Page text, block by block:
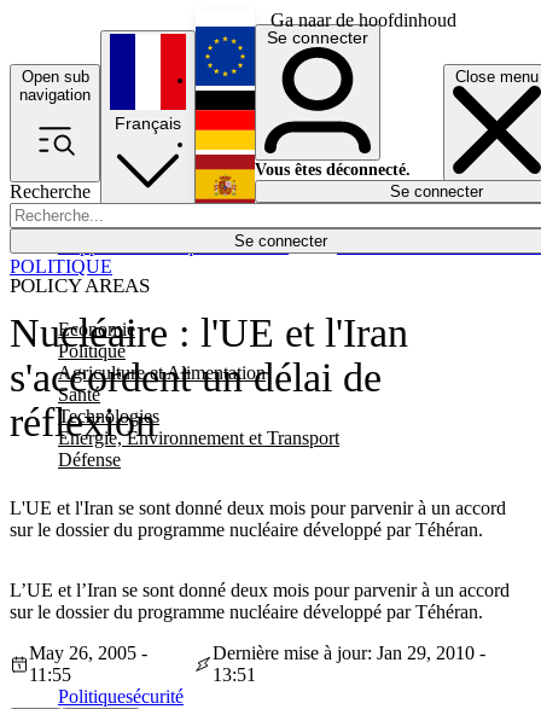
Ga naar de hoofdinhoud
Open sub
navigation
Close menu
Recherche
Se connecter
POLICY AREAS
Economie
Politique
Agriculture et Alimentation
Santé
Technologies
Energie, Environnement et Transport
Défense
Économie
Français
English
Deutsch
Español
Se connecter
Vous êtes déconnecté.
Se connecter
Nucléaire : l'UE et l'Iran
s'accordent un délai de
réflexion
L'UE et l'Iran se sont donné deux mois pour parvenir à un accord
sur le dossier du programme nucléaire développé par Téhéran.
POLITIQUE
L’UE et l’Iran se sont donné deux mois pour parvenir à un accord
sur le dossier du programme nucléaire développé par Téhéran.
May 26, 2005 -
11:55
Dernière mise à jour: Jan 29, 2010 -
13:51
Politiquesécurité